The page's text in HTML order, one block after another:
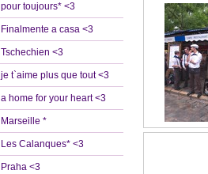
pour toujours* <3
Finalmente a casa <3
Tschechien <3
je t`aime plus que tout <3
a home for your heart <3
Marseille *
Les Calanques* <3
Praha <3